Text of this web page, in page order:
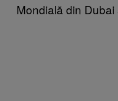
Mondială din